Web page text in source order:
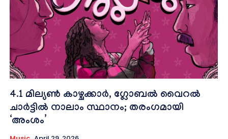
4.1 മില്യൺ കാഴ്ചക്കാർ, ഗ്ലോബൽ വൈറൽ
ചാർട്ടിൽ നാലാം സ്ഥാനം; തരംഗമായി
‘അംശം’